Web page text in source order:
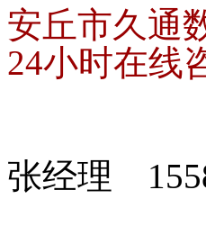
安丘市久通
24小时在线
张经理